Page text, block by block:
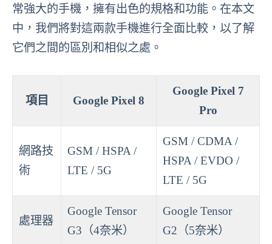
常強大的手機，擁有出色的規格和功能。在本文
中，我們將對這兩款手機進行全面比較，以了解
它們之間的區別和相似之處。
項目 Google Pixel 8
Google Pixel 7
Pro
網路技
術
GSM / HSPA /
LTE / 5G
GSM / CDMA /
HSPA / EVDO /
LTE / 5G
處理器
Google Tensor
G3（4奈米）
Google Tensor
G2（5奈米）